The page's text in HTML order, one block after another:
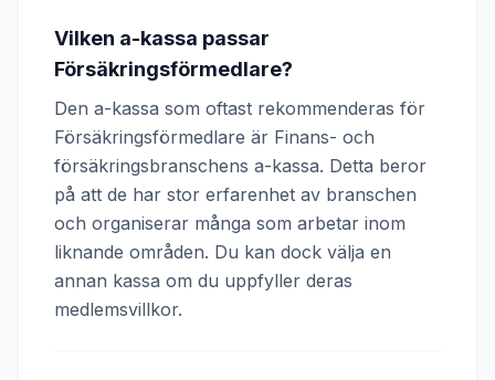
Vilken a-kassa passar
Försäkringsförmedlare?
Den a-kassa som oftast rekommenderas för
Försäkringsförmedlare är Finans- och
försäkringsbranschens a-kassa. Detta beror
på att de har stor erfarenhet av branschen
och organiserar många som arbetar inom
liknande områden. Du kan dock välja en
annan kassa om du uppfyller deras
medlemsvillkor.